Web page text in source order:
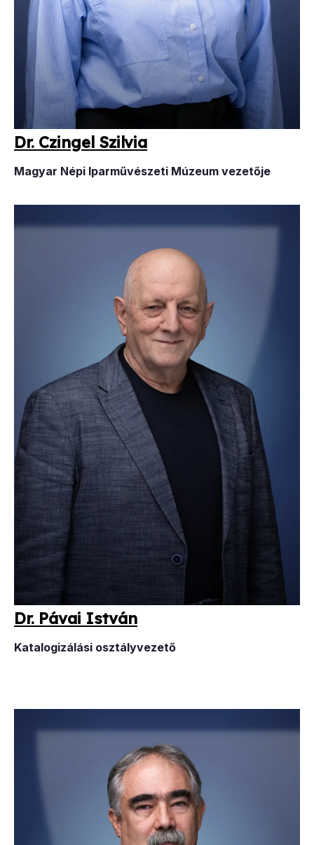
Dr. Czin­gel Szil­via
Magyar Népi Iparművészeti Múzeum vezetője
Dr. Pá­vai Ist­ván
Katalogizálási osztályvezető